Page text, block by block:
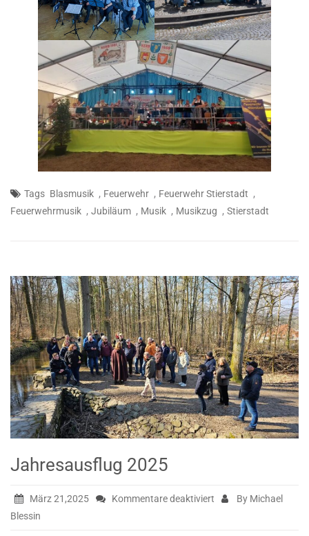
Tags Blasmusik , Feuerwehr , Feuerwehr Stierstadt ,
Feuerwehrmusik , Jubiläum , Musik , Musikzug , Stierstadt
Jahresausflug 2025
März 21,2025 Kommentare deaktiviert für
By Michael
Blessin